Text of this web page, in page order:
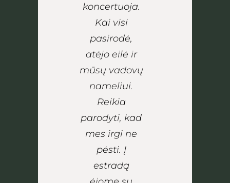
koncertuoja.
Kai visi
pasirodė,
atėjo eilė ir
mūsų vadovų
nameliui.
Reikia
parodyti, kad
mes irgi ne
pėsti. Į
estradą